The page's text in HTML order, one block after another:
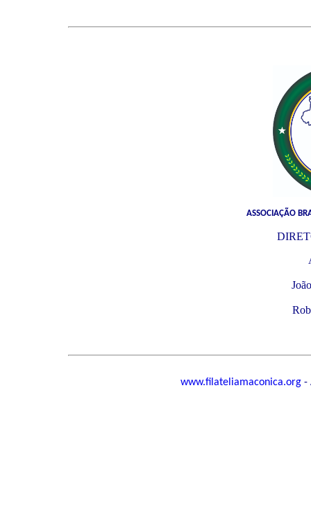
ASSOCIAÇÃO
www.filateliamaconica.org-